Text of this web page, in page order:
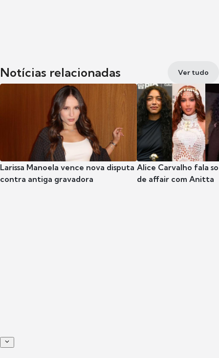
Notícias relacionadas Ver tudo
Larissa Manoela vence nova disputa
contra antiga gravadora
Alice Carvalho fala
de affair com Anitta